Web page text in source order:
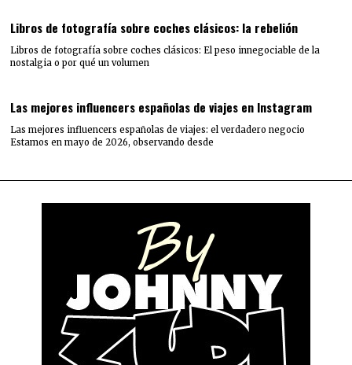
Libros de fotografía sobre coches clásicos: la rebelión
Libros de fotografía sobre coches clásicos: El peso innegociable de la
nostalgia o por qué un volumen
Las mejores influencers españolas de viajes en Instagram
Las mejores influencers españolas de viajes: el verdadero negocio
Estamos en mayo de 2026, observando desde